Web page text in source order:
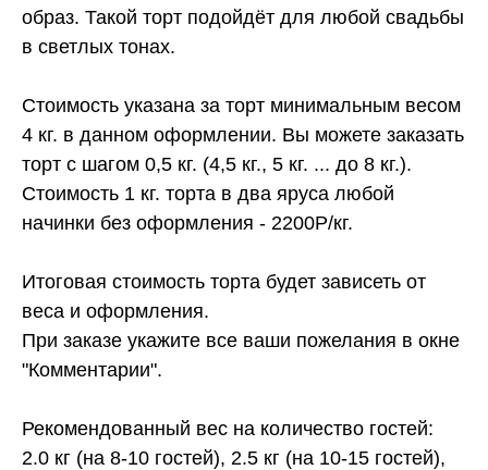
образ. Такой торт подойдёт для любой свадьбы
в светлых тонах.
Стоимость указана за торт минимальным весом
4 кг. в данном оформлении. Вы можете заказать
торт с шагом 0,5 кг. (4,5 кг., 5 кг. ... до 8 кг.).
Стоимость 1 кг. торта в два яруса любой
начинки без оформления - 2200Р/кг.
Итоговая стоимость торта будет зависеть от
веса и оформления.
При заказе укажите все ваши пожелания в окне
"Комментарии".
Рекомендованный вес на количество гостей:
2.0 кг (на 8-10 гостей), 2.5 кг (на 10-15 гостей),